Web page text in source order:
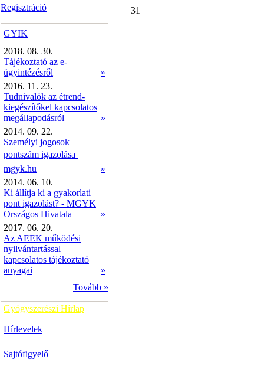
Regisztráció
GYIK
2018. 08. 30.
Tájékoztató az e-
ügyintézésről
»
2016. 11. 23.
Tudnivalók az étrend-
kiegészítőkel kapcsolatos
megállapodásról
»
2014. 09. 22.
Személyi jogosok
pontszám igazolása 
mgyk.hu
»
2014. 06. 10.
Ki állítja ki a gyakorlati
pont igazolást? - MGYK
Országos Hivatala
»
2017. 06. 20.
Az AEEK működési
nyilvántartással
kapcsolatos tájékoztató
anyagai
»
Tovább »
Gyógyszerészi Hírlap
Hírlevelek
Sajtófigyelő
31